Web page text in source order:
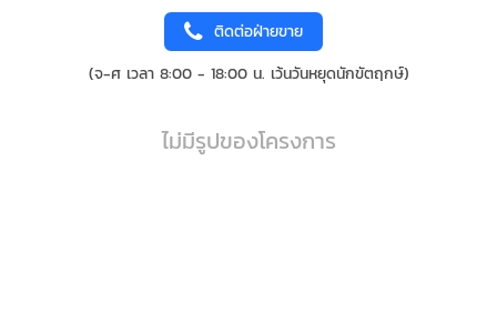
ติดต่อฝ่ายขาย
(จ-ศ เวลา 8:00 - 18:00 น. เว้นวันหยุดนักขัตฤกษ์)
ไม่มีรูปของโครงการ